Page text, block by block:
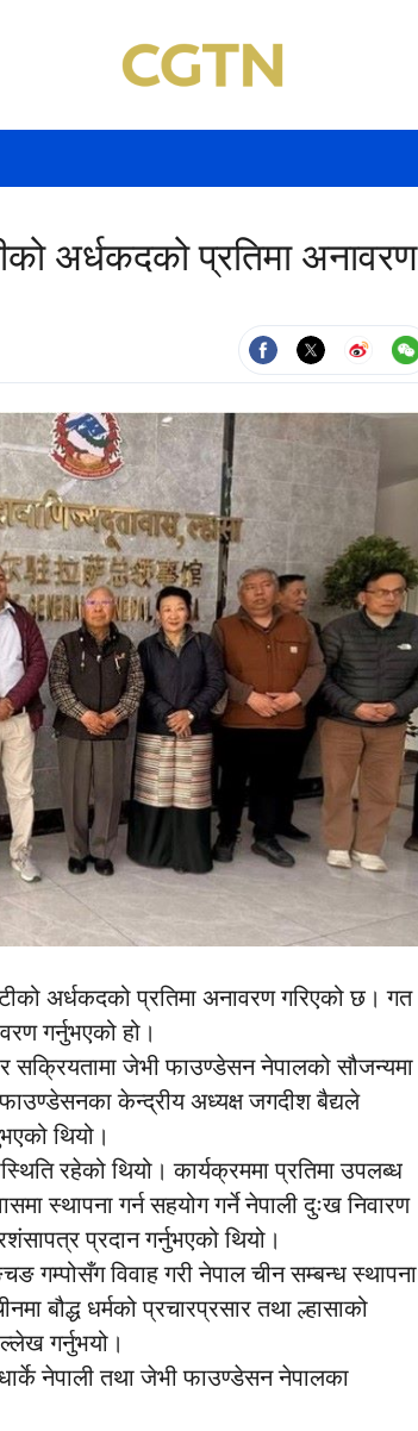
अर्धकदको प्रतिमा अनावरण
अर्धकदको प्रतिमा अनावरण गरिएको छ। गत
गर्नुभएको हो।
र सक्रियतामा जेभी फाउण्डेसन नेपालको सौजन्यमा
केन्द्रीय अध्यक्ष जगदीश बैद्यले
थियो।
रहेको थियो। कार्यक्रममा प्रतिमा उपलब्ध
स्थापना गर्न सहयोग गर्ने नेपाली दुःख निवारण
प्रदान गर्नुभएको थियो।
गम्पोसँग विवाह गरी नेपाल चीन सम्बन्ध स्थापना
बौद्ध धर्मको प्रचारप्रसार तथा ल्हासाको
गर्नुभयो।
नेपाली तथा जेभी फाउण्डेसन नेपालका